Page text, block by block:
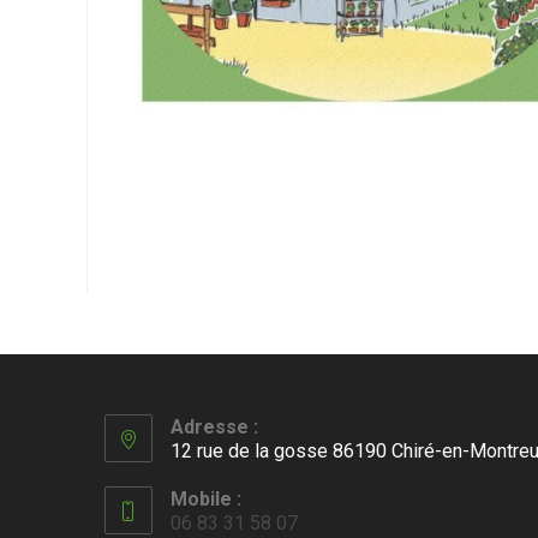
Adresse :
12 rue de la gosse 86190 Chiré-en-
Mobile :
06 83 31 58 07